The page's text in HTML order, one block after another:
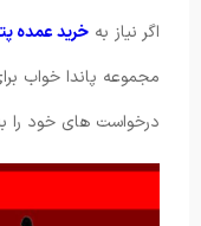
اگر نیاز به خرید عمده
مجموعه پاندا خواب
درخواست های خود را